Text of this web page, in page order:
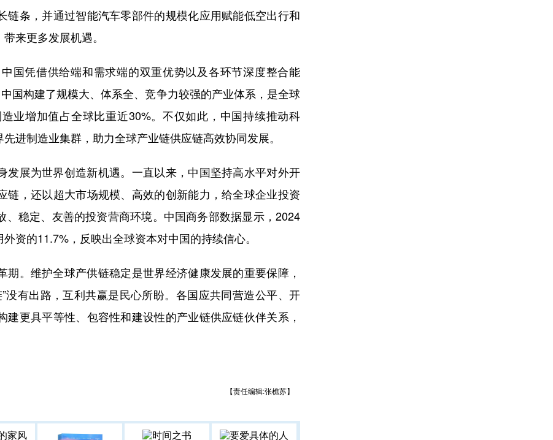
链条，并通过智能汽车零部件的规模化应用赋能低空出行和
来更多发展机遇。
凭借供给端和需求端的双重优势以及各环节深度整合能
国构建了规模大、体系全、竞争力较强的产业体系，是全球
业增加值占全球比重近30%。不仅如此，中国持续推动科
进制造业集群，助力全球产业链供应链高效协同发展。
展为世界创造新机遇。一直以来，中国坚持高水平对外开
链，还以超大市场规模、高效的创新能力，给全球企业投资
稳定、友善的投资营商环境。中国商务部数据显示，2024
资的11.7%，反映出全球资本对中国的持续信心。
。维护全球产供链稳定是世界经济健康发展的重要保障，
没有出路，互利共赢是民心所盼。各国应共同营造公平、开
更具平等性、包容性和建设性的产业链供应链伙伴关系，
【责任编辑:张樵苏】